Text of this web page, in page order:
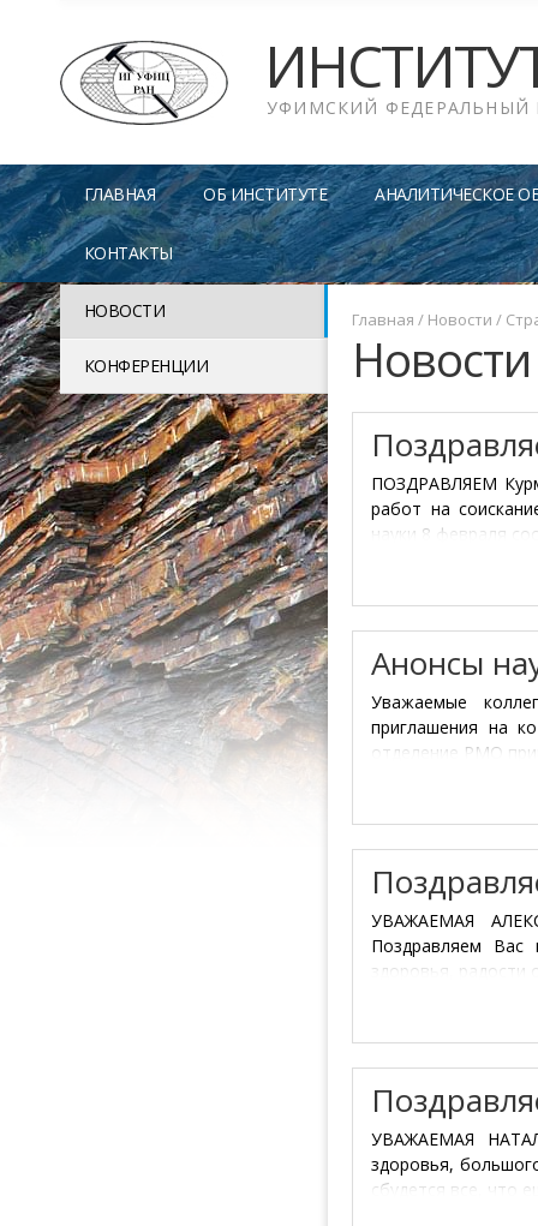
УФИМСКИЙ ФЕДЕРАЛЬНЫЙ
ГЛАВНАЯ ОБ ИНСТИТУТЕ АНАЛИТИЧЕСКОЕ
КОНТАКТЫ
НОВОСТИ
КОНФЕРЕНЦИИ
Главная / Новости /
Новости
ПОЗДРАВЛЯЕМ
работ на
науки 8 февраля
Анонсы
Уважаемые
приглашения на
отделение РМО
УВАЖАЕМАЯ
Поздравляем Вас
здоровья, радости
УВАЖАЕМАЯ
здоровья,
сбудется все, что